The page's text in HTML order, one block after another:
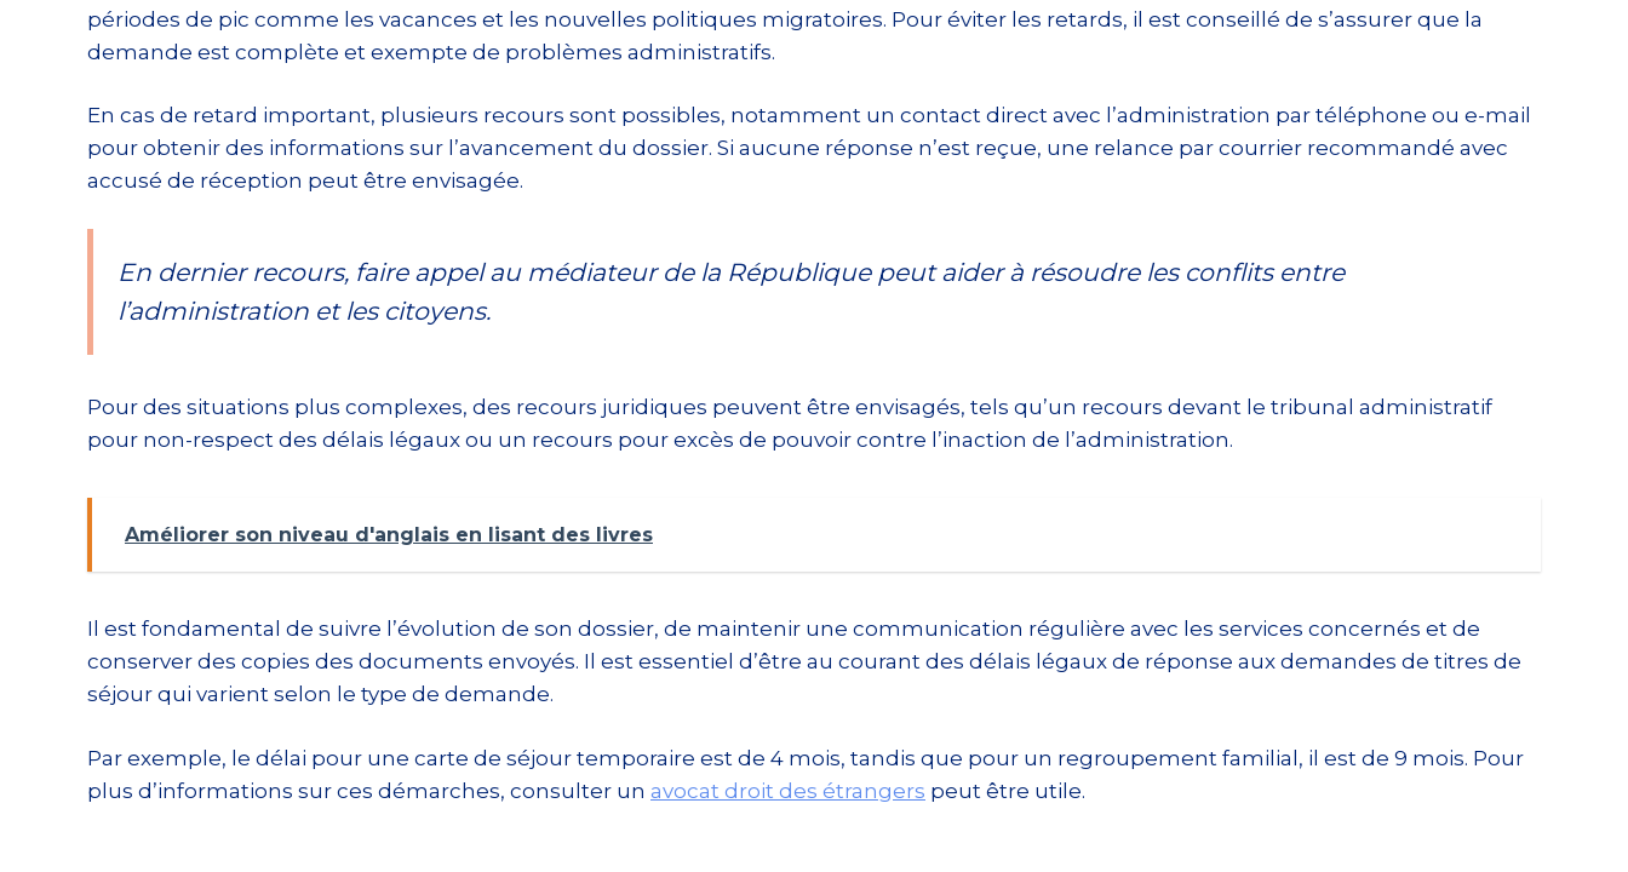
périodes de pic comme les vacances et les nouvelles politiques migratoires. Pour éviter les retards, il est conseillé de s’assurer que la
demande est complète et exempte de problèmes administratifs.
En cas de retard important, plusieurs recours sont possibles, notamment un contact direct avec l’administration par téléphone ou e-mail
pour obtenir des informations sur l’avancement du dossier. Si aucune réponse n’est reçue, une relance par courrier recommandé avec
accusé de réception peut être envisagée.
En dernier recours, faire appel au médiateur de la République peut aider à résoudre les conflits entre
l’administration et les citoyens.
Pour des situations plus complexes, des recours juridiques peuvent être envisagés, tels qu’un recours devant le tribunal administratif
pour non-respect des délais légaux ou un recours pour excès de pouvoir contre l’inaction de l’administration.
Améliorer son niveau d'anglais en lisant des livres
Il est fondamental de suivre l’évolution de son dossier, de maintenir une communication régulière avec les services concernés et de
conserver des copies des documents envoyés. Il est essentiel d’être au courant des délais légaux de réponse aux demandes de titres de
séjour qui varient selon le type de demande.
Par exemple, le délai pour une carte de séjour temporaire est de 4 mois, tandis que pour un regroupement familial, il est de 9 mois. Pour
plus d’informations sur ces démarches, consulter un avocat droit des étrangers peut être utile.